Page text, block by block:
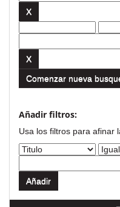
Comenzar nueva
Añadir filtros:
Usa los filtros para afinar